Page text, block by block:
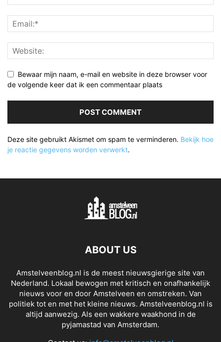
Bewaar mijn naam, e-mail en website in deze browser voor
de volgende keer dat ik een commentaar plaats
Deze site gebruikt Akismet om spam te verminderen. Bekijk hoe
je reactie gegevens worden verwerkt.
ABOUT US
Amstelveenblog.nl is de meest nieuwsgierige site van
Nederland. Lokaal bewogen met kritisch en onafhankelijk
nieuws voor en door Amstelveen en omstreken. Van
politiek tot en met het kleine nieuws. Amstelveenblog.nl is
altijd aanwezig. Als een wakkere waakhond in de
pyjamastad van Amsterdam.